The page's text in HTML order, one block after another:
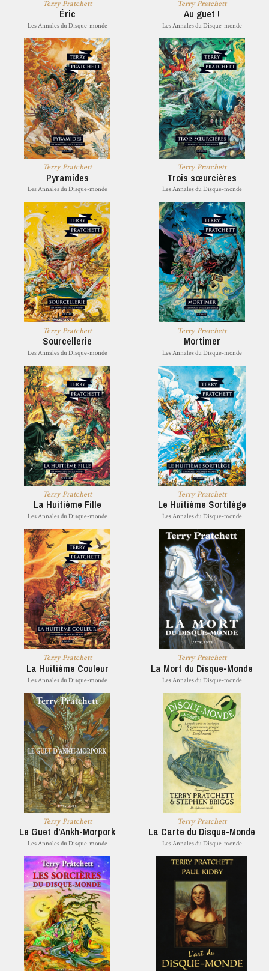
Terry Pratchett
Éric
Les Annales du Disque-monde
Terry Pratchett
Au guet !
Les Annales du Disque-monde
Terry Pratchett
Pyramides
Les Annales du Disque-monde
Terry Pratchett
Trois sœurcières
Les Annales du Disque-monde
Terry Pratchett
Sourcellerie
Les Annales du Disque-monde
Terry Pratchett
Mortimer
Les Annales du Disque-monde
Terry Pratchett
La Huitième Fille
Les Annales du Disque-monde
Terry Pratchett
Le Huitième Sortilège
Les Annales du Disque-monde
Terry Pratchett
La Huitième Couleur
Les Annales du Disque-monde
Terry Pratchett
La Mort du Disque-Monde
Les Annales du Disque-monde
Terry Pratchett
Le Guet d'Ankh-Morpork
Les Annales du Disque-monde
Terry Pratchett
La Carte du Disque-Monde
Les Annales du Disque-monde